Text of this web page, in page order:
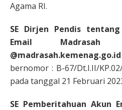
Agama RI.
SE Dirjen Pendis
Email Madrasah
bernomor : B-67/Dt.I.II/
pada tanggal 21 Februari
SE Pemberitahuan Akun